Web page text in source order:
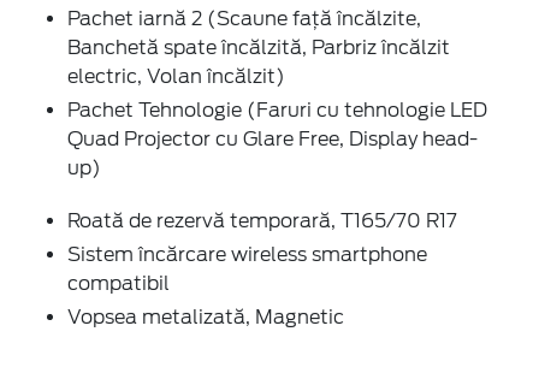
Pachet iarnă 2 (Scaune faţă încălzite,
Banchetă spate încălzită, Parbriz încălzit
electric, Volan încălzit)
Pachet Tehnologie (Faruri cu tehnologie LED
Quad Projector cu Glare Free, Display head-
up)
Roată de rezervă temporară, T165/70 R17
Sistem încărcare wireless smartphone
compatibil
Vopsea metalizată, Magnetic